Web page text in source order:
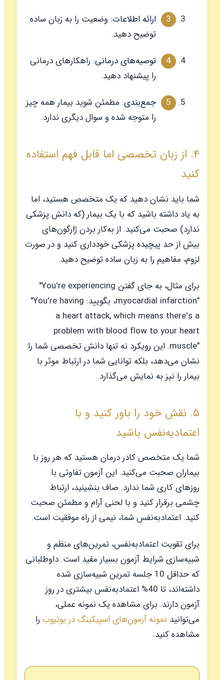
ارائه اطلاعات: وضعیت را به زبان ساده
توضیح دهید.
توصیه‌های درمانی: راهکارهای درمانی
را پیشنهاد دهید.
جمع‌بندی: مطمئن شوید بیمار همه چیز
را متوجه شده و سوال دیگری ندارد.
۴. از زبان تخصصی اما قابل فهم استفاده
کنید
شما باید نشان دهید که یک متخصص هستید، اما
به یاد داشته باشید که با یک بیمار (که دانش پزشکی
ندارد) صحبت می‌کنید. از به‌کار بردن ژارگون‌های
بیش از حد پیچیده پزشکی خودداری کنید و در صورت
لزوم، مفاهیم را به زبان ساده توضیح دهید.
برای مثال، به جای گفتن "You're experiencing
myocardial infarction"، بگویید: "You're having
a heart attack, which means there's a
problem with blood flow to your heart
muscle". این رویکرد نه تنها دانش تخصصی شما را
نشان می‌دهد، بلکه توانایی شما در ارتباط موثر با
بیمار را نیز به نمایش می‌گذارد.
۵. نقش خود را باور کنید و با
اعتمادبه‌نفس باشید
شما یک متخصص کادر درمان هستید که هر روز با
بیماران صحبت می‌کنید. این آزمون تفاوتی با
روزهای کاری شما ندارد. صاف بنشینید، ارتباط
چشمی برقرار کنید و با لحنی آرام و مطمئن صحبت
کنید. اعتمادبه‌نفس شما، نیمی از راه موفقیت است.
برای تقویت اعتمادبه‌نفس، تمرین‌های منظم و
شبیه‌سازی شرایط آزمون بسیار مفید است. داوطلبانی
که حداقل 10 جلسه تمرین شبیه‌سازی شده
داشته‌اند، تا 40% اعتمادبه‌نفس بیشتری در روز
آزمون دارند. برای مشاهده یک نمونه عملی،
می‌توانید نمونه آزمون‌های اسپیکینگ در یوتیوب را
مشاهده کنید.